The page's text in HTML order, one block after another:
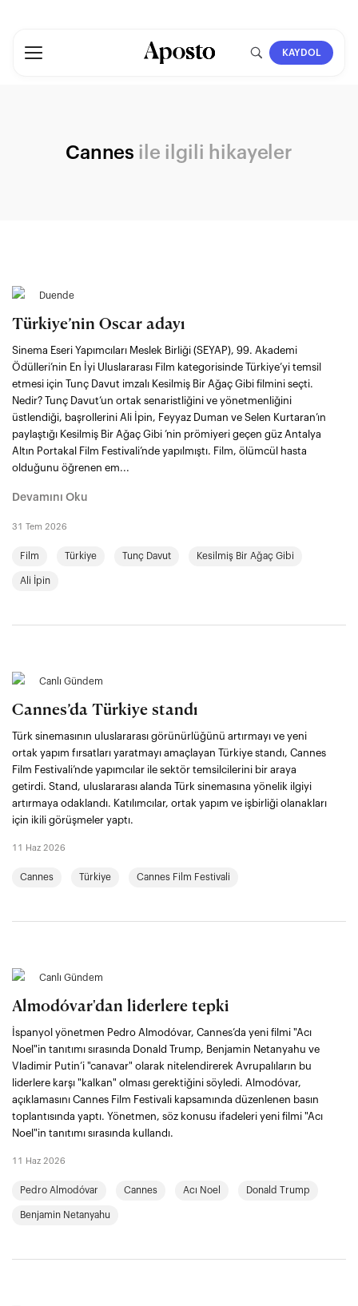
KAYDOL
Cannes ile ilgili hikayeler
Duende
Türkiye’nin Oscar adayı
Sinema Eseri Yapımcıları Meslek Birliği (SEYAP), 99. Akademi
Ödülleri’nin En İyi Uluslararası Film kategorisinde Türkiye’yi temsil
etmesi için Tunç Davut imzalı Kesilmiş Bir Ağaç Gibi filmini seçti.
Nedir? Tunç Davut’un ortak senaristliğini ve yönetmenliğini
üstlendiği, başrollerini Ali İpin, Feyyaz Duman ve Selen Kurtaran’ın
paylaştığı Kesilmiş Bir Ağaç Gibi ’nin prömiyeri geçen güz Antalya
Altın Portakal Film Festivali’nde yapılmıştı. Film, ölümcül hasta
olduğunu öğrenen em...
Devamını Oku
31 Tem 2026
Film Türkiye Tunç Davut Kesilmiş Bir Ağaç Gibi
Ali İpin
Canlı Gündem
Cannes’da Türkiye standı
Türk sinemasının uluslararası görünürlüğünü artırmayı ve yeni
ortak yapım fırsatları yaratmayı amaçlayan Türkiye standı, Cannes
Film Festivali’nde yapımcılar ile sektör temsilcilerini bir araya
getirdi. Stand, uluslararası alanda Türk sinemasına yönelik ilgiyi
artırmaya odaklandı. Katılımcılar, ortak yapım ve işbirliği olanakları
için ikili görüşmeler yaptı.
11 Haz 2026
Cannes Türkiye Cannes Film Festivali
Canlı Gündem
Almodóvar'dan liderlere tepki
İspanyol yönetmen Pedro Almodóvar, Cannes’da yeni filmi "Acı
Noel"in tanıtımı sırasında Donald Trump, Benjamin Netanyahu ve
Vladimir Putin’i "canavar" olarak nitelendirerek Avrupalıların bu
liderlere karşı "kalkan" olması gerektiğini söyledi. Almodóvar,
açıklamasını Cannes Film Festivali kapsamında düzenlenen basın
toplantısında yaptı. Yönetmen, söz konusu ifadeleri yeni filmi "Acı
Noel"in tanıtımı sırasında kullandı.
11 Haz 2026
Pedro Almodóvar Cannes Acı Noel Donald Trump
Benjamin Netanyahu